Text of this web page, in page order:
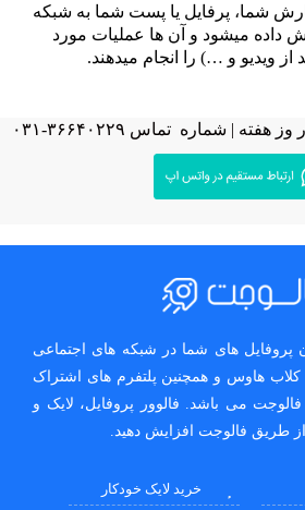
شما، پرفایل یا پست شما به شبکه
داده میشود و آن ها عملیات مورد
از ویدیو و …) را انجام میدهند.
پروفایل های شما در شبکه های اجتماعی
کلاب هاوس و همچنین پلتفرم های اشتراک
فالوجت می باشد. فالوور پروفایل، لایک و
طریق فالوجت افزایش دهید.
خرید لایک خودکار